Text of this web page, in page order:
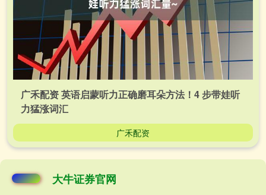
广禾配资 英语启蒙听力正确磨耳朵方法！4 步带娃听
力猛涨词汇
广禾配资
大牛证券官网